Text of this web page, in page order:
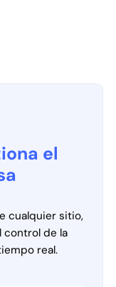
el
cualquier sitio,
control de la
real.